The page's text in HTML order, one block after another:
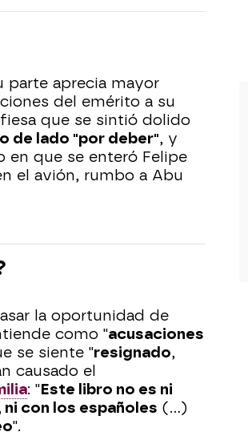
parte aprecia mayor
del emérito a su
que se sintió dolido
de lado "por deber", y
en que se enteró Felipe
el avión, rumbo a Abu
la oportunidad de
como "acusaciones
se siente "resignado,
causado el
: "Este libro no es ni
con los españoles (...)
".